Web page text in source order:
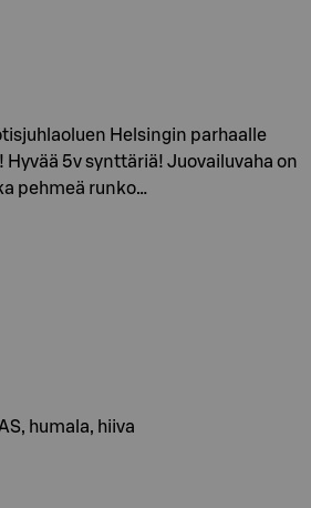
Helsingin parhaalle
Hyvää 5v synttäriä! Juovailuvaha on
pehmeä runko…
humala, hiiva